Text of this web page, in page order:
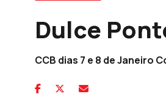
Dulce
CCB dias 7 e 8 de Janeiro